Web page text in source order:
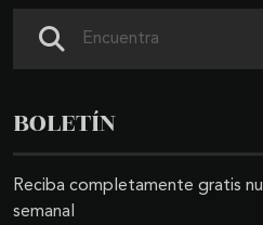
BOLETÍN
Reciba completamente gratis
semanal